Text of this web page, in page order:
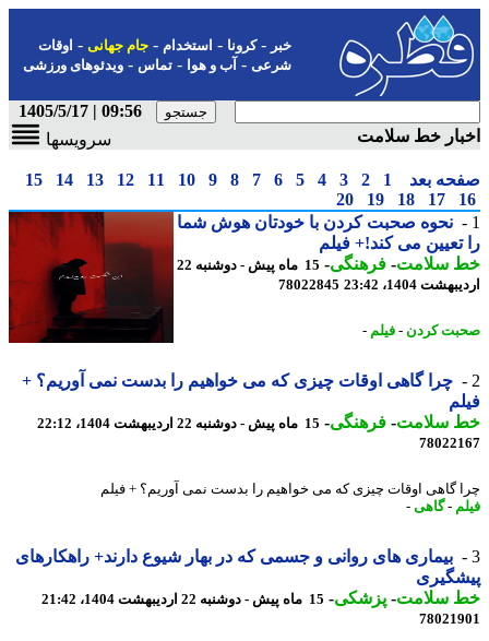
-کرونا-استخدام- جام جهانی-اوقات
شرعی-آب و هوا-تماس-ویدئوهای ورزشی
09:56 | 1405/5/17
خط سلامت
سرویسها
بعد 1
2
3
4
5
6
7
8
9
10
11
12
13
14
15
17
18
19
20
نحوه صحبت کردن با خودتان هوش شما
تعیین می کند!+ فیلم
سلامت-فرهنگی-
15 ماه پیش - دوشنبه 22
1404، 23:42
78022845
کردن-فیلم -
چرا گاهی اوقات چیزی که می خواهیم را بدست نمی آوریم؟ +
سلامت-فرهنگی-15 ماه پیش - دوشنبه 22 اردیبهشت 1404، 22:12
گاهی اوقات چیزی که می خواهیم را بدست نمی آوریم؟ + فیلم
-گاهی-
بیماری های روانی و جسمی که در بهار شیوع دارند+ راهکارهای
سلامت-پزشکی-15 ماه پیش - دوشنبه 22 اردیبهشت 1404، 21:42